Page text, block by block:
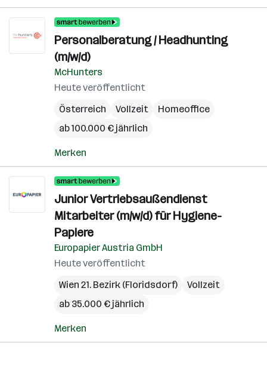
Personalberatung / Headhunting
(m/w/d)
McHunters
Heute veröffentlicht
Österreich
Vollzeit
Homeoffice
ab 100.000 € jährlich
Merken
Junior Vertriebsaußendienst
Mitarbeiter (m/w/d) für Hygiene-
Papiere
Europapier Austria GmbH
Heute veröffentlicht
Wien 21. Bezirk (Floridsdorf)
Vollzeit
ab 35.000 € jährlich
Merken